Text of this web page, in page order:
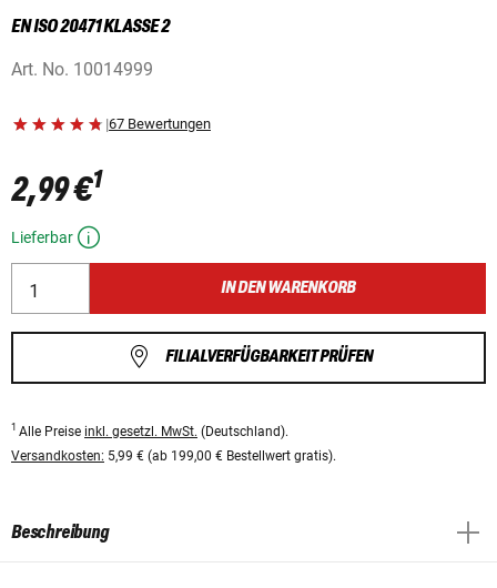
EN ISO 20471 KLASSE 2
Art. No. 10014999
|67 Bewertungen
2,99 €1
Lieferbar
IN DEN WARENKORB
FILIALVERFÜGBARKEIT PRÜFEN
1 Alle Preise inkl. gesetzl. MwSt. (Deutschland).
Versandkosten: 5,99 € (ab 199,00 € Bestellwert gratis).
Beschreibung